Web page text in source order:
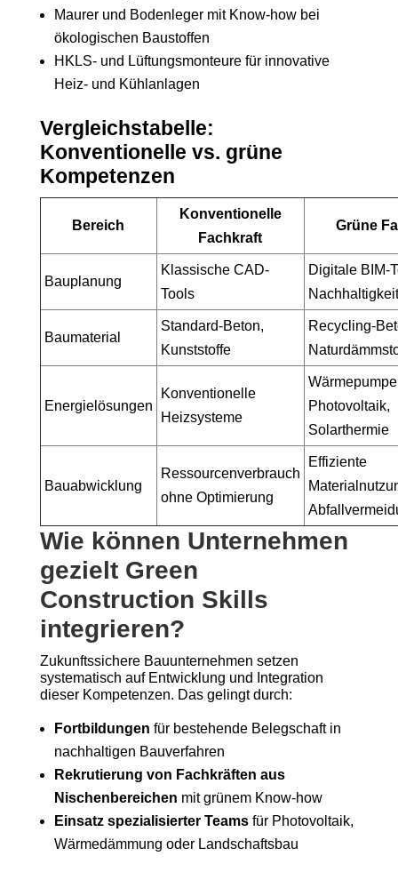
Maurer und Bodenleger mit Know-how bei
ökologischen Baustoffen
HKLS- und Lüftungsmonteure für innovative
Heiz- und Kühlanlagen
Vergleichstabelle:
Konventionelle vs. grüne
Kompetenzen
Bereich
Konventionelle
Fachkraft
Grüne
Bauplanung
Klassische CAD-
Tools
Digitale BIM-
Baumaterial
Standard-Beton,
Kunststoffe
Recycling-
Energielösungen
Konventionelle
Heizsysteme
Photovoltaik,
Solarthermie
Bauabwicklung
Ressourcenverbrauch
ohne Optimierung
Effiziente
Wie können Unternehmen
gezielt Green
Construction Skills
integrieren?
Zukunftssichere Bauunternehmen setzen
systematisch auf Entwicklung und Integration
dieser Kompetenzen. Das gelingt durch:
Fortbildungen für bestehende Belegschaft in
nachhaltigen Bauverfahren
Rekrutierung von Fachkräften aus
Nischenbereichen mit grünem Know-how
Einsatz spezialisierter Teamsfür Photovoltaik,
Wärmedämmung oder Landschaftsbau